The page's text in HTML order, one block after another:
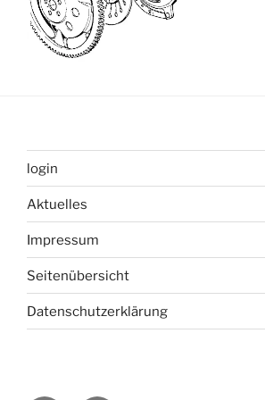
login
Aktuelles
Impressum
Seitenübersicht
Datenschutzerklärung